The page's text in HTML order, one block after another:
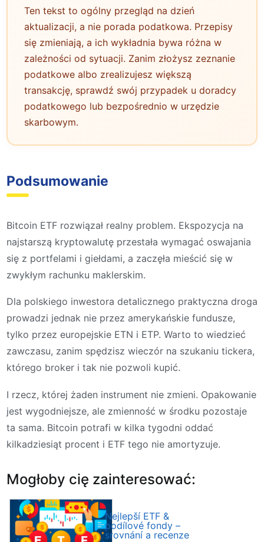
Ten tekst to ogólny przegląd na dzień
aktualizacji, a nie porada podatkowa. Przepisy
się zmieniają, a ich wykładnia bywa różna w
zależności od sytuacji. Zanim złożysz zeznanie
podatkowe albo zrealizujesz większą
transakcję, sprawdź swój przypadek u doradcy
podatkowego lub bezpośrednio w urzędzie
skarbowym.
Podsumowanie
Bitcoin ETF rozwiązał realny problem. Ekspozycja na
najstarszą kryptowalutę przestała wymagać oswajania
się z portfelami i giełdami, a zaczęła mieścić się w
zwykłym rachunku maklerskim.
Dla polskiego inwestora detalicznego praktyczna droga
prowadzi jednak nie przez amerykańskie fundusze,
tylko przez europejskie ETN i ETP. Warto to wiedzieć
zawczasu, zanim spędzisz wieczór na szukaniu tickera,
którego broker i tak nie pozwoli kupić.
I rzecz, której żaden instrument nie zmieni. Opakowanie
jest wygodniejsze, ale zmienność w środku pozostaje
ta sama. Bitcoin potrafi w kilka tygodni oddać
kilkadziesiąt procent i ETF tego nie amortyzuje.
Mogłoby cię zainteresować:
Nejlepší ETF &
podílové fondy –
srovnání a recenze